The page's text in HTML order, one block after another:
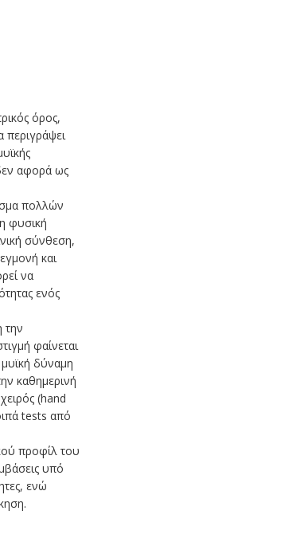
όρος,
περιγράψει
αφορά ως
πολλών
φυσική
σύνθεση,
και
να
ενός
την
φαίνεται
δύναμη
καθημερινή
(hand
tests από
προφίλ του
υπό
ενώ